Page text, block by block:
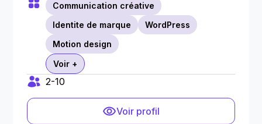
Communication créative
Identite de marque
WordPress
Motion design
Voir +
2-10
Voir profil